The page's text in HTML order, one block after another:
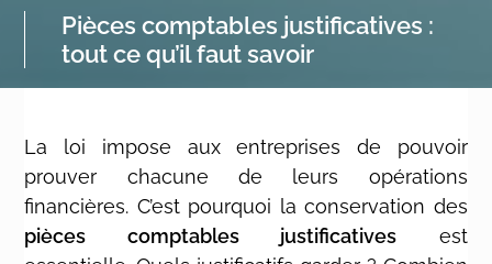
Pièces comptables justificatives :
tout ce qu’il faut savoir
La loi impose aux entreprises de pouvoir
prouver chacune de leurs opérations
financières. C’est pourquoi la conservation des
pièces comptables justificatives est